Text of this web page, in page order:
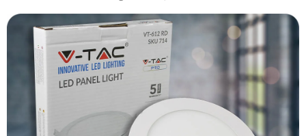
Produktbewertung
Sternen.